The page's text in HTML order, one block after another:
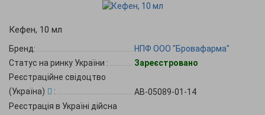
Кефен, 10 мл
Бренд:
НПФ ООО "Бровафарма"
Статус на ринку України :
Зареєстровано
Реєстраційне свідоцтво
(Україна)
:
AB-05089-01-14
Реєстрація в Україні дійсна